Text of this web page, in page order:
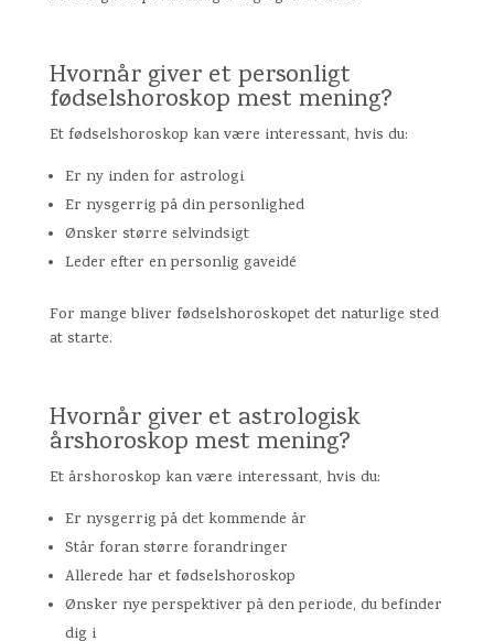
Hvornår giver et personligt
fødselshoroskop mest mening?
Et fødselshoroskop kan være interessant, hvis du:
Er ny inden for astrologi
Er nysgerrig på din personlighed
Ønsker større selvindsigt
Leder efter en personlig gaveidé
For mange bliver fødselshoroskopet det naturlige sted
at starte.
Hvornår giver et astrologisk
årshoroskop mest mening?
Et årshoroskop kan være interessant, hvis du:
Er nysgerrig på det kommende år
Står foran større forandringer
Allerede har et fødselshoroskop
Ønsker nye perspektiver på den periode, du befinder
dig i